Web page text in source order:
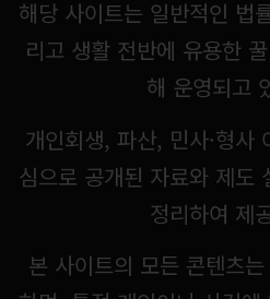
해당 사이트는 일반적인 법
리고 생활 전반에 유용한
해 운영되고
개인회생, 파산, 민사·형사
심으로 공개된 자료와 제도
정리하여 제
본 사이트의 모든 콘텐츠